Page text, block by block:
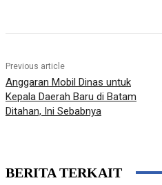
Previous article
Anggaran Mobil Dinas untuk
Kepala Daerah Baru di Batam
Ditahan, Ini Sebabnya
BERITA TERKAIT